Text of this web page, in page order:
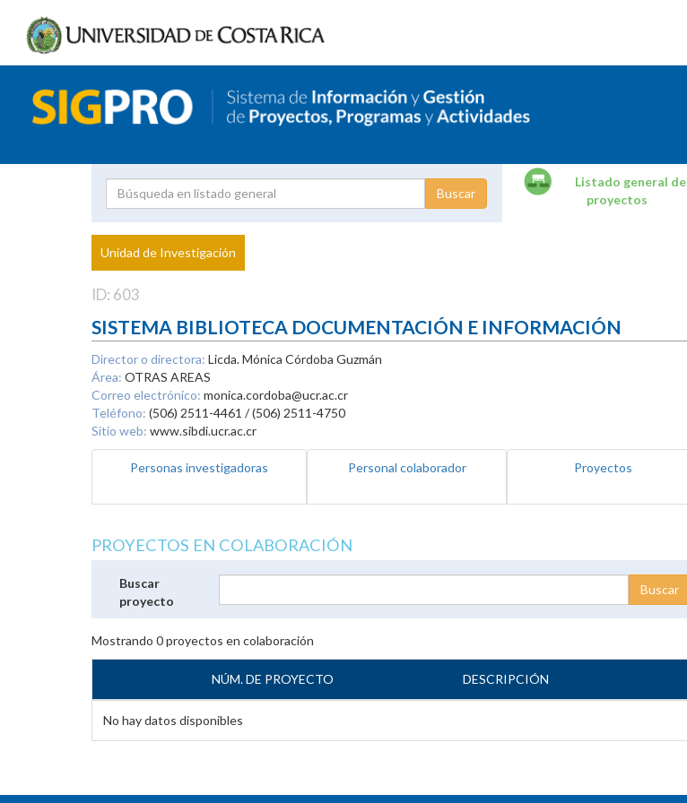
Proyecto
Investigador
Listado general de
proyectos
Unidad de Investigación
ID: 603
SISTEMA BIBLIOTECA DOCUMENTACIÓN E INFORMACIÓN
Director o directora: Licda. Mónica Córdoba Guzmán
Área: OTRAS AREAS
Correo electrónico: monica.cordoba@ucr.ac.cr
Teléfono: (506) 2511-4461 / (506) 2511-4750
Sitio web: www.sibdi.ucr.ac.cr
Personas investigadoras Personal colaborador Proyectos
PROYECTOS EN COLABORACIÓN
Buscar
proyecto
Mostrando 0proyectos en colaboración
NÚM. DE PROYECTO DESCRIPCIÓN
No hay datos disponibles